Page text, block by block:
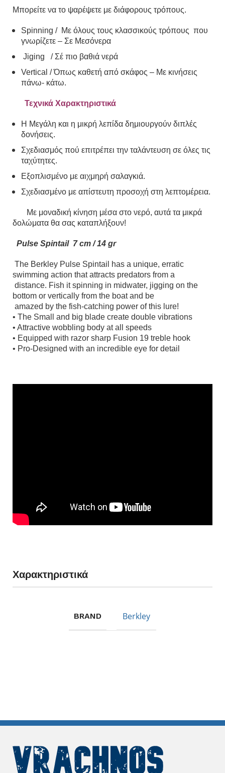
Μπορείτε να το ψαρέψετε με διάφορους τρόπους.
Spinning / Με όλους τους κλασσικούς τρόπους που
γνωρίζετε – Σε Μεσόνερα
Jiging / Σέ πιο βαθιά νερά
Vertical / Όπως καθετή από σκάφος – Με κινήσεις
πάνω- κάτω.
Τεχνικά Χαρακτηριστικά
Η Μεγάλη και η μικρή λεπίδα δημιουργούν διπλές
δονήσεις.
Σχεδιασμός πού επιτρέπει την ταλάντευση σε όλες τις
ταχύτητες.
Εξοπλισμένο με αιχμηρή σαλαγκιά.
Σχεδιασμένο με απίστευτη προσοχή στη λεπτομέρεια.
Με μοναδική κίνηση μέσα στο νερό, αυτά τα μικρά
δολώματα θα σας καταπλήξουν!
Pulse Spintail 7 cm / 14 gr
The Berkley Pulse Spintail has a unique, erratic
swimming action that attracts predators from a
distance. Fish it spinning in midwater, jigging on the
bottom or vertically from the boat and be
amazed by the fish-catching power of this lure!
• The Small and big blade create double vibrations
• Attractive wobbling body at all speeds
• Equipped with razor sharp Fusion 19 treble hook
• Pro-Designed with an incredible eye for detail
Χαρακτηριστικά
BRAND Berkley